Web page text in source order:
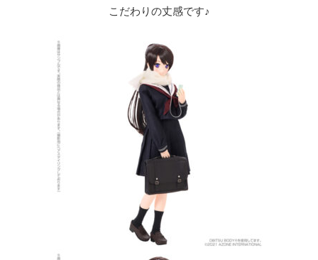
こだわりの丈感です♪